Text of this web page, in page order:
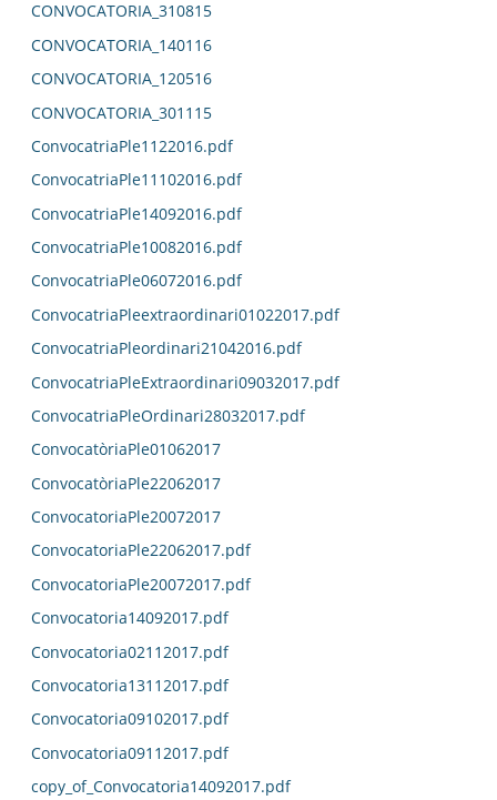
CONVOCATORIA_310815
CONVOCATORIA_140116
CONVOCATORIA_120516
CONVOCATORIA_301115
ConvocatriaPle1122016.pdf
ConvocatriaPle11102016.pdf
ConvocatriaPle14092016.pdf
ConvocatriaPle10082016.pdf
ConvocatriaPle06072016.pdf
ConvocatriaPleextraordinari01022017.pdf
ConvocatriaPleordinari21042016.pdf
ConvocatriaPleExtraordinari09032017.pdf
ConvocatriaPleOrdinari28032017.pdf
ConvocatòriaPle01062017
ConvocatòriaPle22062017
ConvocatoriaPle20072017
ConvocatoriaPle22062017.pdf
ConvocatoriaPle20072017.pdf
Convocatoria14092017.pdf
Convocatoria02112017.pdf
Convocatoria13112017.pdf
Convocatoria09102017.pdf
Convocatoria09112017.pdf
copy_of_Convocatoria14092017.pdf